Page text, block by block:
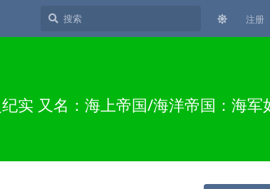
注册
实 又名：海上帝国/海洋帝国：海军